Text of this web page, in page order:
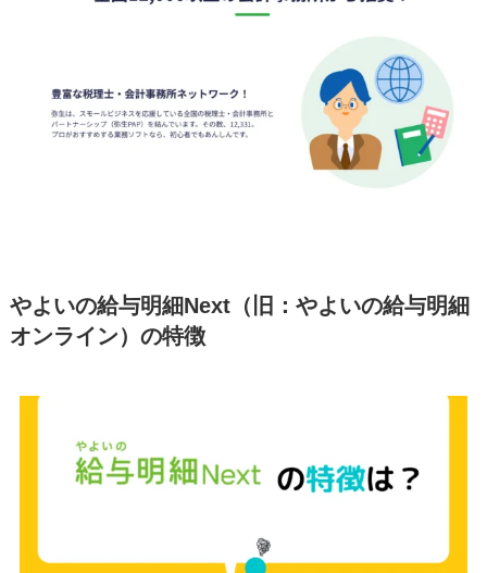
やよいの給与明細Next（旧：やよいの給与明細
オンライン）の特徴